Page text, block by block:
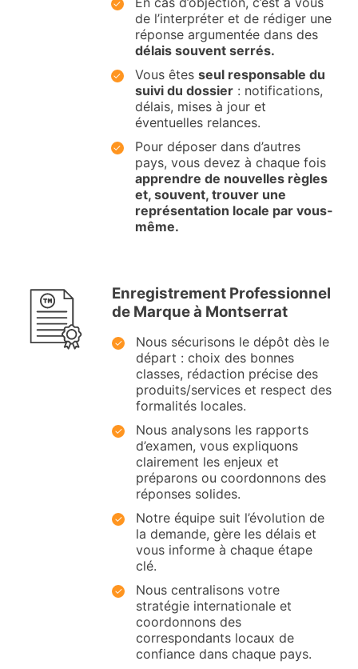
de l’interpréter et de rédiger une
réponse argumentée dans des
délais souvent serrés.
Vous êtes seul responsable du
suivi du dossier : notifications,
délais, mises à jour et
éventuelles relances.
Pour déposer dans d’autres
pays, vous devez à chaque fois
apprendre de nouvelles règles
et, souvent, trouver une
représentation locale par vous-
même.
Enregistrement Professionnel
de Marque à Montserrat
Nous sécurisons le dépôt dès le
départ : choix des bonnes
classes, rédaction précise des
produits/services et respect des
formalités locales.
Nous analysons les rapports
d’examen, vous expliquons
clairement les enjeux et
préparons ou coordonnons des
réponses solides.
Notre équipe suit l’évolution de
la demande, gère les délais et
vous informe à chaque étape
clé.
Nous centralisons votre
stratégie internationale et
coordonnons des
correspondants locaux de
confiance dans chaque pays.